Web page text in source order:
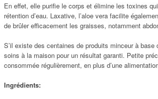
En effet, elle purifie le corps et élimine les toxines
rétention d’eau. Laxative, l’aloe vera facilite
de brûler efficacement les graisses, notamment
S’il existe des centaines de produits minceur à base
soins à la maison pour un résultat garanti. Petite
consommée régulièrement, en plus d’une
Ingrédients: